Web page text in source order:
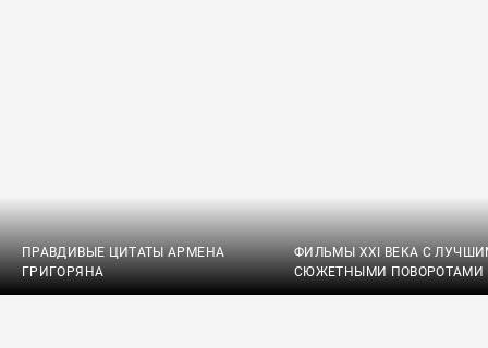
ПРАВДИВЫЕ ЦИТАТЫ АРМЕНА
ГРИГОРЯНА
ФИЛЬМЫ XXI ВЕКА С
СЮЖЕТНЫМИ ПОВОРОТАМИ